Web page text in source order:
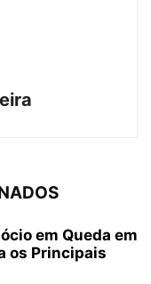
em Queda em
os Principais